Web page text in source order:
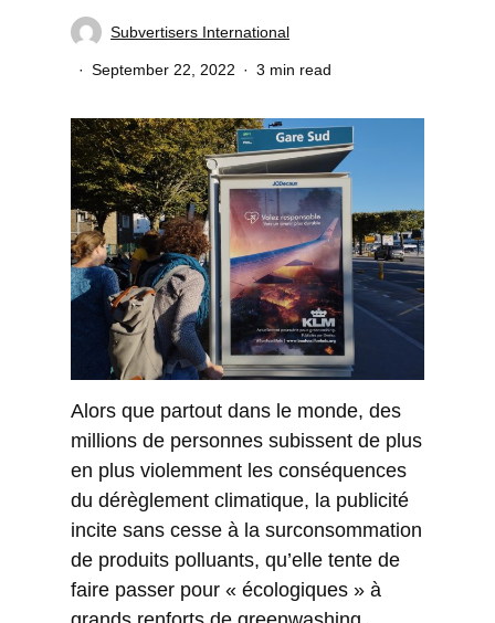
Subvertisers International
September 22, 2022 3 min read
Alors que partout dans le monde, des
millions de personnes subissent de plus
en plus violemment les conséquences
du dérèglement climatique, la publicité
incite sans cesse à la surconsommation
de produits polluants, qu’elle tente de
faire passer pour « écologiques » à